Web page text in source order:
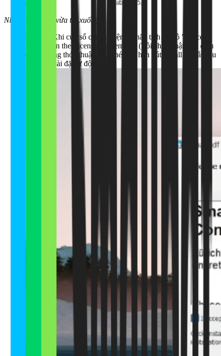
Nhấn chọn mục vừa tải xuống
Bước 3:
Khi cửa sổ cài đặt hiện ra, hãy tích vào ô "I accept
the terms in the License Agreement" (Tôi chấp nhận các điều
khoản trong thỏa thuận cấp phép). Nhấn nút Install để bắt đầu
quá trình cài đặt tự động.